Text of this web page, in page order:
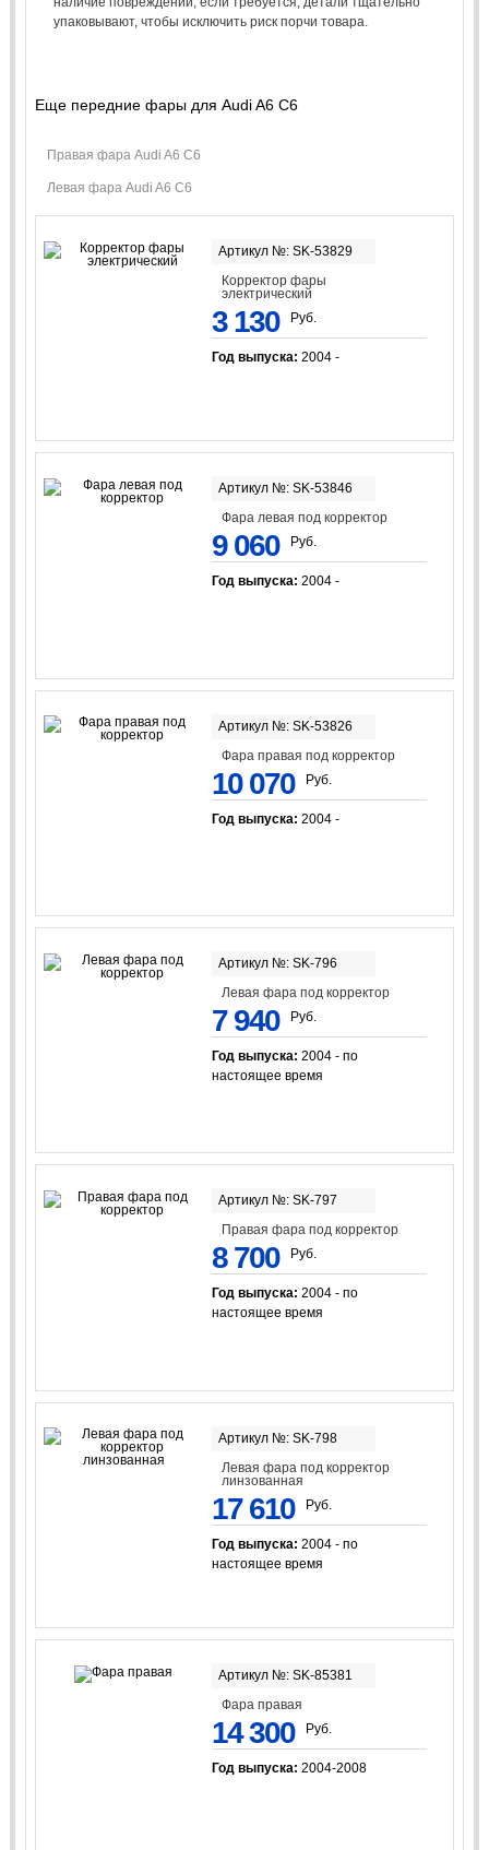
упаковывают, чтобы исключить риск порчи товара.
Еще передние фары для Audi A6 C6
Правая фара Audi A6 C6
Левая фара Audi A6 C6
Артикул №: SK-53829
Корректор фары
электрический
3 130 Руб.
Год выпуска: 2004 -
Артикул №: SK-53846
Фара левая под корректор
9 060 Руб.
Год выпуска: 2004 -
Артикул №: SK-53826
Фара правая под корректор
10 070 Руб.
Год выпуска: 2004 -
Артикул №: SK-796
Левая фара под корректор
7 940 Руб.
Год выпуска: 2004 - по
настоящее время
Артикул №: SK-797
Правая фара под корректор
8 700 Руб.
Год выпуска: 2004 - по
настоящее время
Артикул №: SK-798
Левая фара под корректор
линзованная
17 610 Руб.
Год выпуска: 2004 - по
настоящее время
Артикул №: SK-85381
Фара правая
14 300 Руб.
Год выпуска: 2004-2008